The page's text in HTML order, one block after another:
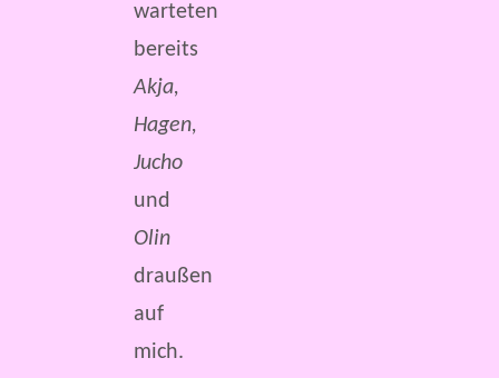
warteten
bereits
Akja,
Hagen,
Jucho
und
Olin
draußen
auf
mich.